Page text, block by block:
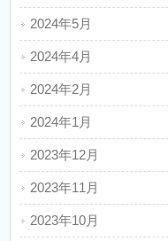
2024年5月
2024年4月
2024年2月
2024年1月
2023年12月
2023年11月
2023年10月